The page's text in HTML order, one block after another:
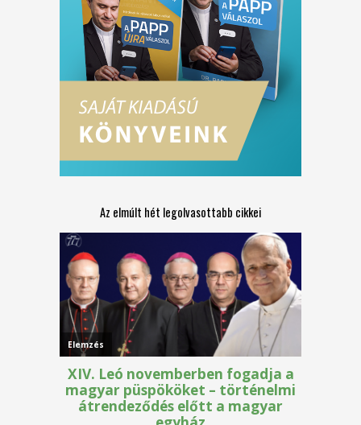
Az elmúlt hét legolvasottabb cikkei